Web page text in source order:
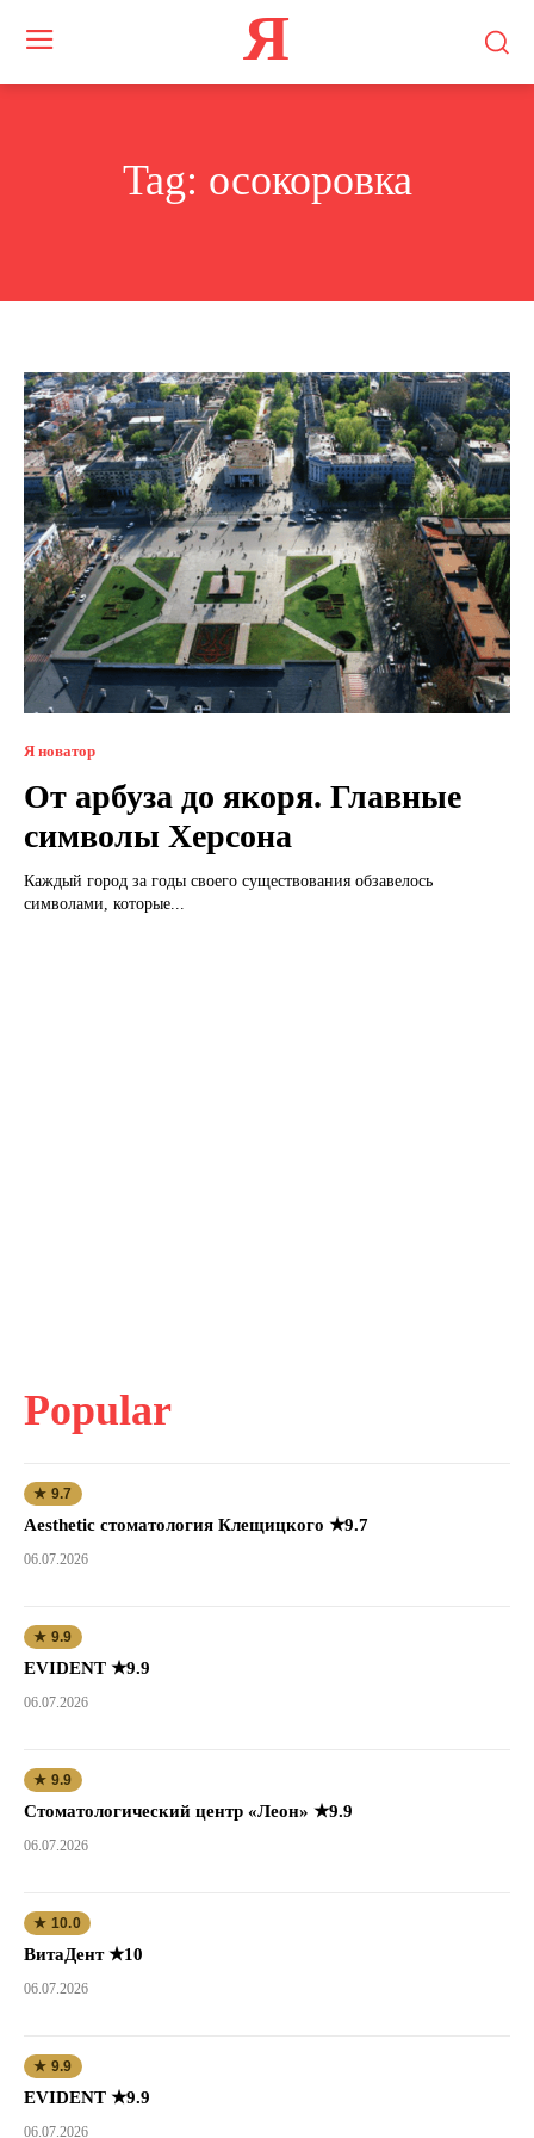
Я
Tag: осокоровка
Я новатор
От арбуза до якоря. Главные
символы Херсона
Каждый город за годы своего существования обзавелось
символами, которые...
Popular
★ 9.7
Aesthetic стоматология Клещицкого ★9.7
06.07.2026
★ 9.9
EVIDENT ★9.9
06.07.2026
★ 9.9
Стоматологический центр «Леон» ★9.9
06.07.2026
★ 10.0
ВитаДент ★10
06.07.2026
★ 9.9
EVIDENT ★9.9
06.07.2026